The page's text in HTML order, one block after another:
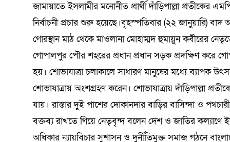
জামায়াতে ইসলামীর মনোনীত প্রার্থী দাঁড়িপাল্লা প্রতীকের
নির্বাচনী প্রচার শুরু হয়েছে।বৃহস্পতিবার (২২ জানুয়ারি)
গোরস্থান মাঠ থেকে মাওলানা মোহাম্মদ হুমায়ুন কবীরের
গোপালপুর পৌর শহরের প্রধান প্রধান সড়ক প্রদক্ষিণ করে
হয়। শোভাযাত্রা চলাকালে সাধারণ মানুষের মধ্যে ব্যাপক
শোভাযাত্রায় অংশগ্রহণ করেন। শোভাযাত্রায় দাঁড়িপাল্লা
যায়। রাস্তার দুই পাশের দোকানদার বাড়ির বাসিন্দা ও
বক্তব্য রাখতে গিয়ে নেতৃবৃন্দ বলেন দেশ ও জাতির কল্যাণে
অধিকার ন্যায়বিচার সুশাসন ও দুর্নীতিমুক্ত সমাজ গঠনে